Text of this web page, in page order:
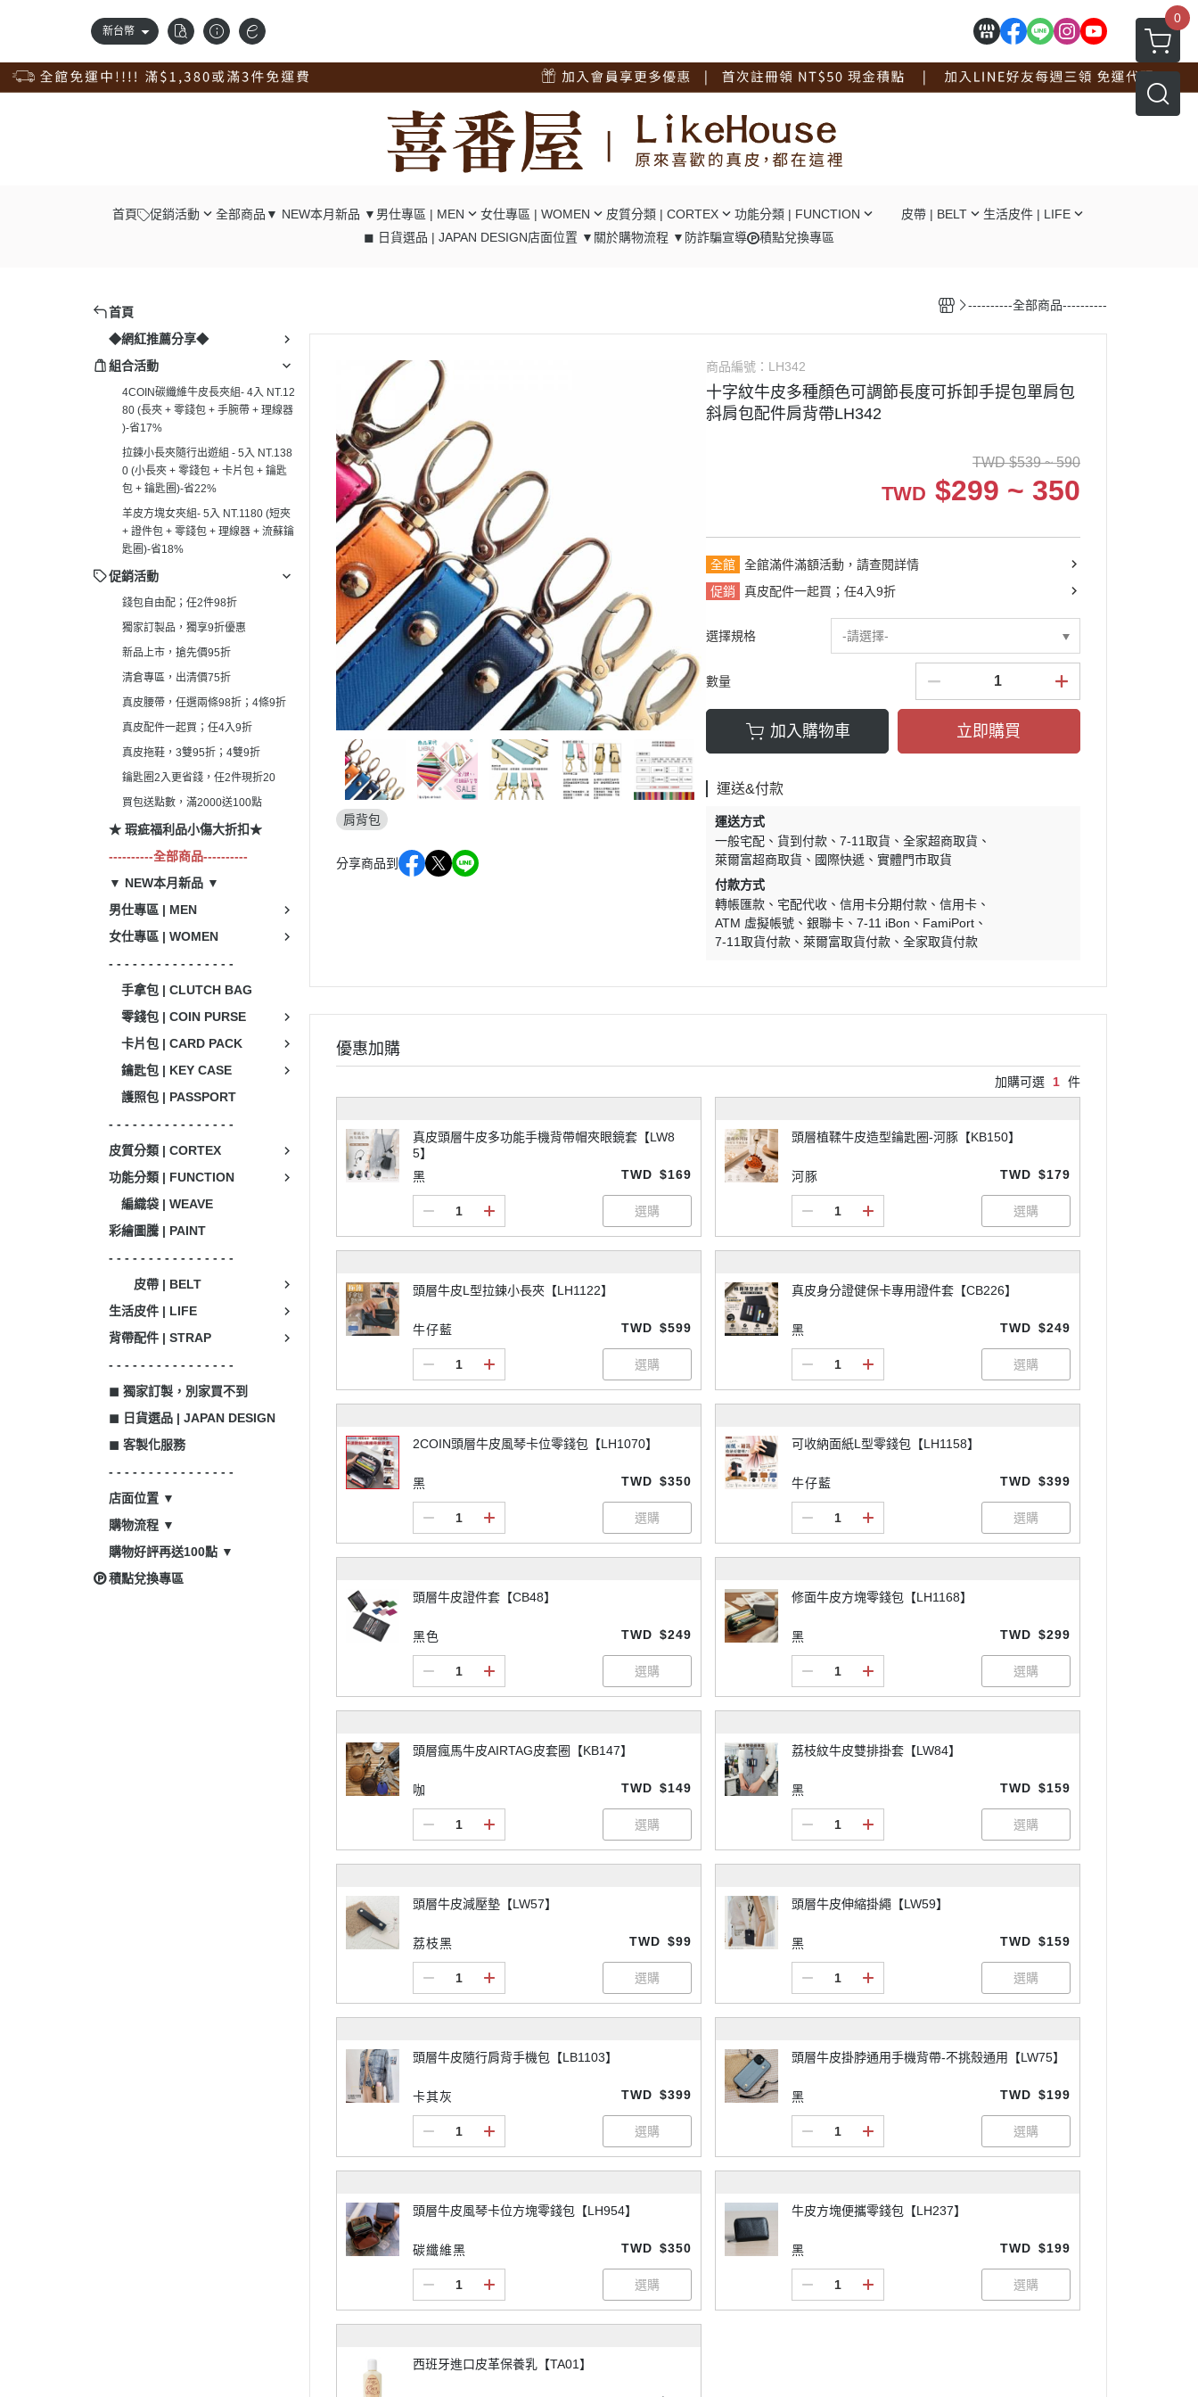
新台幣
0
首頁 促銷活動
新品上市，搶先價95折
清倉專區，出清價75折
真皮腰帶，任選兩條98折；4條9折
真皮配件一起買；任4入9折
真皮拖鞋，3雙95折；4雙9折
鑰匙圈2入更省錢，任2件現折20
買包送點數，滿2000送100點
全部商品 ▼ NEW本月新品 ▼ 男仕專區 | MEN
┕ 男仕 - 肩背包
┕ 男仕 - 胸背包
┕ 男仕 - 後背包
┕ 男仕 - 手拿包
┕ 男仕 - 平板/電腦/手提包
┕ 男仕 - 皮帶
女仕專區 | WOMEN
┕ 女仕 - 後背包
┕ 女仕 - 手提包
┕ 女仕 - 手拿包
皮質分類 | CORTEX
┕ 碳纖維牛皮
功能分類 | FUNCTION
┕ 翻頁卡位
┕ 風琴卡位
皮帶 | BELT
┕對釦
生活皮件 | LIFE
┕ 工作圍裙
┕ 面紙盒杯墊
┕ 線材捲線器
┕ 手機殼系列
◼ 日貨選品 | JAPAN DESIGN店面位置 ▼ 關於購物流程 ▼ 防詐騙宣導 積點兌換專區
首頁
◆網紅推薦分享◆
組合活動
4COIN碳纖維牛皮長夾組- 4入 NT.12
80 (長夾 + 零錢包 + 手腕帶 + 理線器
)-省17%
拉鍊小長夾隨行出遊組 - 5入 NT.138
0 (小長夾 + 零錢包 + 卡片包 + 鑰匙
包 + 鑰匙圈)-省22%
羊皮方塊女夾組- 5入 NT.1180 (短夾
+ 證件包 + 零錢包 + 理線器 + 流蘇鑰
匙圈)-省18%
促銷活動
錢包自由配；任2件98折
獨家訂製品，獨享9折優惠
新品上市，搶先價95折
清倉專區，出清價75折
真皮腰帶，任選兩條98折；4條9折
真皮配件一起買；任4入9折
真皮拖鞋，3雙95折；4雙9折
鑰匙圈2入更省錢，任2件現折20
買包送點數，滿2000送100點
★ 瑕疵福利品小傷大折扣★
----------全部商品----------
▼ NEW本月新品 ▼
男仕專區 | MEN
女仕專區 | WOMEN
- - - - - - - - - - - - - - - -
手拿包 | CLUTCH BAG
零錢包 | COIN PURSE
卡片包 | CARD PACK
鑰匙包 | KEY CASE
護照包 | PASSPORT
- - - - - - - - - - - - - - - -
皮質分類 | CORTEX
功能分類 | FUNCTION
編織袋 | WEAVE
彩繪圖騰 | PAINT
- - - - - - - - - - - - - - - -
皮帶 | BELT
生活皮件 | LIFE
背帶配件 | STRAP
- - - - - - - - - - - - - - - -
◼ 獨家訂製，別家買不到
◼ 日貨選品 | JAPAN DESIGN
◼ 客製化服務
- - - - - - - - - - - - - - - -
店面位置 ▼
購物流程 ▼
購物好評再送100點 ▼
積點兌換專區
----------全部商品----------
肩背包
分享商品到
商品編號： LH342
十字紋牛皮多種顏色可調節長度可拆卸手提包單肩包
斜肩包配件肩背帶LH342
TWD $539 ~ 590
TWD $299 ~ 350
全館
全館滿件滿額活動，請查閱詳情
促銷
真皮配件一起買；任4入9折
選擇規格 -請選擇-
數量
加入購物車 立即購買
運送&付款
運送方式
一般宅配
貨到付款 7-11取貨
全家超商取貨
萊爾富超商取貨
國際快遞
實體門市取貨
付款方式
轉帳匯款
宅配代收 信用卡分期付款
信用卡
ATM 虛擬帳號
銀聯卡 7-11 iBon
FamiPort
7-11取貨付款
萊爾富取貨付款 全家取貨付款
優惠加購
加購可選 1 件
真皮頭層牛皮多功能手機背帶帽夾眼鏡套【LW8
5】
黑
TWD $169
頭層植鞣牛皮造型鑰匙圈-河豚【KB150】
河豚 TWD $179
頭層牛皮L型拉鍊小長夾【LH1122】
牛仔藍 TWD $599
真皮身分證健保卡專用證件套【CB226】
黑 TWD $249
2COIN頭層牛皮風琴卡位零錢包【LH1070】
黑 TWD $350
可收納面紙L型零錢包【LH1158】
牛仔藍 TWD $399
頭層牛皮證件套【CB48】
黑色 TWD $249
修面牛皮方塊零錢包【LH1168】
黑 TWD $299
頭層瘋馬牛皮AIRTAG皮套圈【KB147】
咖 TWD $149
荔枝紋牛皮雙排掛套【LW84】
黑 TWD $159
頭層牛皮減壓墊【LW57】
荔枝黑 TWD $99
頭層牛皮伸縮掛繩【LW59】
黑 TWD $159
頭層牛皮隨行肩背手機包【LB1103】
卡其灰 TWD $399
頭層牛皮掛脖通用手機背帶-不挑殼通用【LW75】
黑 TWD $199
頭層牛皮風琴卡位方塊零錢包【LH954】
碳纖維黑 TWD $350
牛皮方塊便攜零錢包【LH237】
黑 TWD $199
西班牙進口皮革保養乳【TA01】